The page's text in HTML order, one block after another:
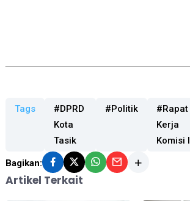
Tags
#DPRD
Kota
Tasik
#Politik
#Rapat
Kerja
Komisi I
Bagikan:
Artikel Terkait